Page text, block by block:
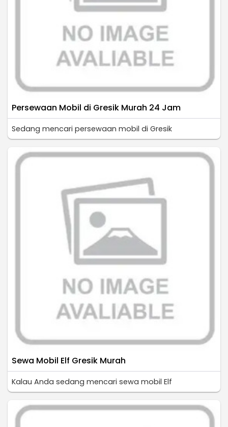
Persewaan Mobil di Gresik Murah 24 Jam
Sedang mencari persewaan mobil di Gresik
Sewa Mobil Elf Gresik Murah
Kalau Anda sedang mencari sewa mobil Elf